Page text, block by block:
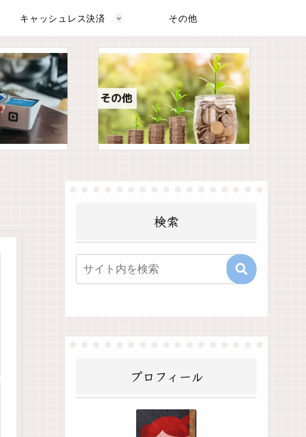
キャッシュレス決済 その他
検索
プロフィール